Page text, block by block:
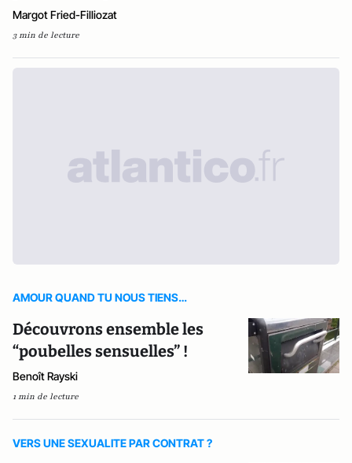
Margot Fried-Filliozat
3 min de lecture
AMOUR QUAND TU NOUS TIENS…
Découvrons ensemble les
“poubelles sensuelles” !
Benoît Rayski
1 min de lecture
VERS UNE SEXUALITE PAR CONTRAT ?